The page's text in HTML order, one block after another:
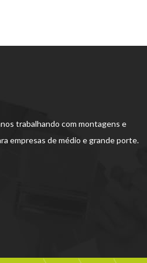
trabalhando com montagens e
empresas de médio e grande porte.